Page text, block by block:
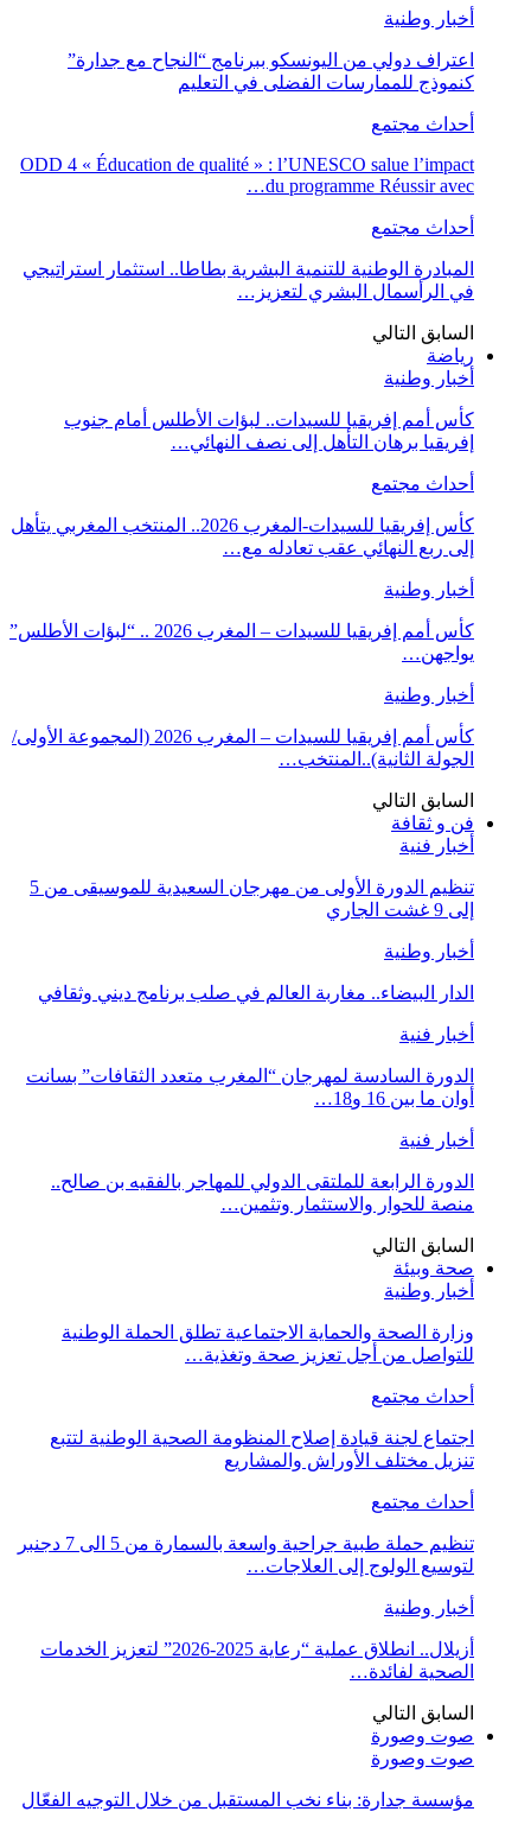
أخبار وطنية
اعتراف دولي من اليونسكو ببرنامج “النجاح مع جدارة”
كنموذج للممارسات الفضلى في التعليم
أحداث مجتمع
ODD 4 « Éducation de qualité » : l’UNESCO salue l’impact
du programme Réussir avec…
أحداث مجتمع
المبادرة الوطنية للتنمية البشرية بطاطا.. استثمار استراتيجي
في الرأسمال البشري لتعزيز…
السابق التالي
رياضة
أخبار وطنية
كأس أمم إفريقيا للسيدات.. لبؤات الأطلس أمام جنوب
إفريقيا برهان التأهل إلى نصف النهائي…
أحداث مجتمع
كأس إفريقيا للسيدات-المغرب 2026.. المنتخب المغربي يتأهل
إلى ربع النهائي عقب تعادله مع…
أخبار وطنية
كأس أمم إفريقيا للسيدات – المغرب 2026 .. “لبؤات الأطلس”
يواجهن…
أخبار وطنية
كأس أمم إفريقيا للسيدات – المغرب 2026 (المجموعة الأولى/
الجولة الثانية)..المنتخب…
السابق التالي
فن و ثقافة
أخبار فنية
تنظيم الدورة الأولى من مهرجان السعيدية للموسيقى من 5
إلى 9 غشت الجاري
أخبار وطنية
الدار البيضاء.. مغاربة العالم في صلب برنامج ديني وثقافي
أخبار فنية
الدورة السادسة لمهرجان “المغرب متعدد الثقافات” بسانت
أوان ما بين 16 و18…
أخبار فنية
الدورة الرابعة للملتقى الدولي للمهاجر بالفقيه بن صالح..
منصة للحوار والاستثمار وتثمين…
السابق التالي
صحة وبيئة
أخبار وطنية
وزارة الصحة والحماية الاجتماعية تطلق الحملة الوطنية
للتواصل من أجل تعزيز صحة وتغذية…
أحداث مجتمع
اجتماع لجنة قيادة إصلاح المنظومة الصحية الوطنية لتتبع
تنزيل مختلف الأوراش والمشاريع
أحداث مجتمع
تنظيم حملة طبية جراحية واسعة بالسمارة من 5 الى 7 دجنبر
لتوسيع الولوج إلى العلاجات…
أخبار وطنية
أزيلال.. انطلاق عملية “رعاية 2025-2026” لتعزيز الخدمات
الصحية لفائدة…
السابق التالي
صوت وصورة
صوت وصورة
مؤسسة جدارة: بناء نخب المستقبل من خلال التوجيه الفعّال